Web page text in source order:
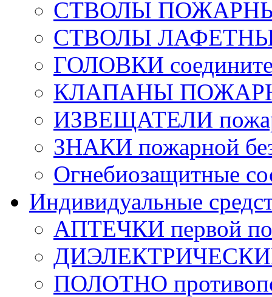
СТВОЛЫ
СТВОЛЫ
ГОЛОВКИ
КЛАПАНЫ
ИЗВЕЩАТЕЛИ
ЗНАКИ пожарной
Огнебиозащитные
Индивидуальные
АПТЕЧКИ первой
ДИЭЛЕКТРИЧЕСКИЕ
ПОЛОТНО